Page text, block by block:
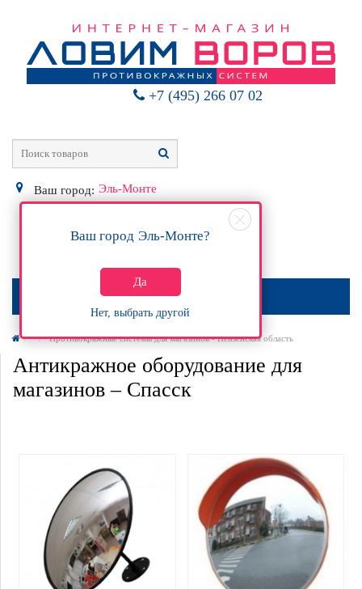
+7 (495) 266 07 02
Ваш город: Эль-Монте
Ваш город Эль-Монте?
Да
Нет, выбрать другой
0Р
МЕНЮ
Противокражные системы для магазинов - Пензенская область
Антикражное оборудование для
магазинов – Спасск